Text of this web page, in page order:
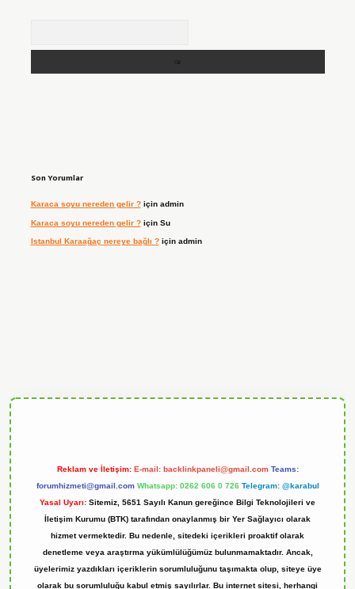
Son Yorumlar
Karaca soyu nereden gelir ?için admin
Karaca soyu nereden gelir ?için Su
Istanbul Karaağaç nereye bağlı ?için admin
Reklam ve İletişim: E-mail: backlinkpaneli@gmail.com Teams:
forumhizmeti@gmail.com Whatsapp: 0262 606 0 726 Telegram: @karabul
Yasal Uyarı: Sitemiz, 5651 Sayılı Kanun gereğince Bilgi Teknolojileri ve
İletişim Kurumu (BTK) tarafından onaylanmış bir Yer Sağlayıcı olarak
hizmet vermektedir. Bu nedenle, sitedeki içerikleri proaktif olarak
denetleme veya araştırma yükümlülüğümüz bulunmamaktadır. Ancak,
üyelerimiz yazdıkları içeriklerin sorumluluğunu taşımakta olup, siteye üye
olarak bu sorumluluğu kabul etmiş sayılırlar. Bu internet sitesi, herhangi